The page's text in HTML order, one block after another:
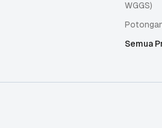
WGGS)
Semua